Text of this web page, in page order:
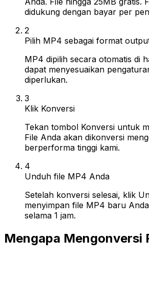
didukung dengan bayar per
2
Pilih MP4 sebagai format
MP4 dipilih secara otomatis di
dapat menyesuaikan
diperlukan.
3
Klik Konversi
Tekan tombol Konversi untuk
File Anda akan dikonversi
berperforma tinggi kami.
4
Unduh file MP4 Anda
Setelah konversi selesai, klik
menyimpan file MP4 baru
selama 1 jam.
Mengapa Mengonversi